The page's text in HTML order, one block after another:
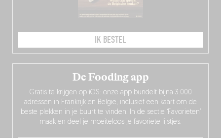
IK BESTEL
De Fooding app
Gratis te krijgen op iOS: onze app bundelt bijna 3.000
adressen in Frankrijk en België, inclusief een kaart om de
beste plekken in je buurt te vinden. In de sectie ‘Favorieten’
maak en deel je moeiteloos je favoriete lijstjes.